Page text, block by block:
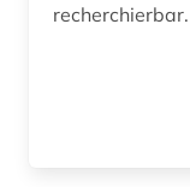
techniker (1)
recherchierbar.